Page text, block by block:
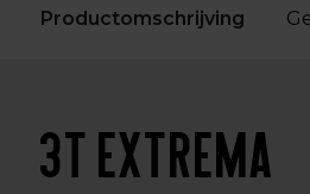
Productomschrijving
3T Extrema